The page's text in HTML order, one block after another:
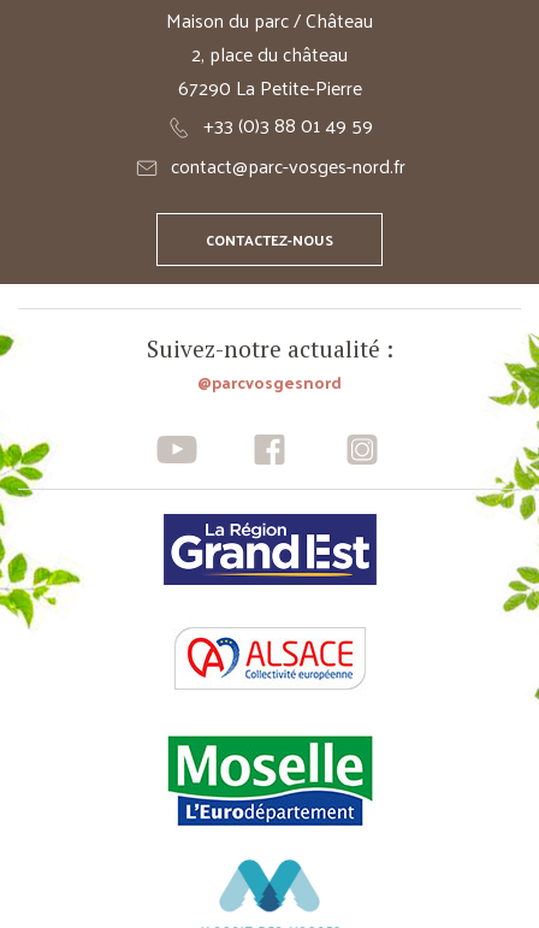
Maison du parc / Château
2, place du château
67290 La Petite-Pierre
+33 (0)3 88 01 49 59
contact@parc-vosges-nord.fr
CONTACTEZ-NOUS
Suivez-notre actualité :
@parcvosgesnord